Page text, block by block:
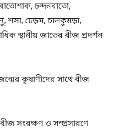
চন্দনবাতো,
ঢেড়স, চালকুমড়া,
স্থানীয় জাতের বীজ প্রদর্শন
কৃষাণীদের সাথে বীজ
সংরক্ষণ ও সম্প্রসারণে